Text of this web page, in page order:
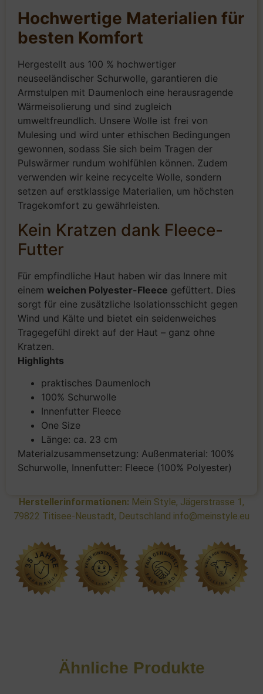
Hochwertige Materialien für
besten Komfort
Hergestellt aus 100 % hochwertiger
neuseeländischer Schurwolle, garantieren die
Armstulpen mit Daumenloch eine herausragende
Wärmeisolierung und sind zugleich
umweltfreundlich. Unsere Wolle ist frei von
Mulesing und wird unter ethischen Bedingungen
gewonnen, sodass Sie sich beim Tragen der
Pulswärmer rundum wohlfühlen können. Zudem
verwenden wir keine recycelte Wolle, sondern
setzen auf erstklassige Materialien, um höchsten
Tragekomfort zu gewährleisten.
Kein Kratzen dank Fleece-
Futter
Für empfindliche Haut haben wir das Innere mit
einem weichen Polyester-Fleece gefüttert. Dies
sorgt für eine zusätzliche Isolationsschicht gegen
Wind und Kälte und bietet ein seidenweiches
Tragegefühl direkt auf der Haut – ganz ohne
Kratzen.
Highlights
praktisches Daumenloch
100% Schurwolle
Innenfutter Fleece
One Size
Länge: ca. 23 cm
Materialzusammensetzung: Außenmaterial: 100%
Schurwolle, Innenfutter: Fleece (100% Polyester)
Herstellerinformationen: Mein Style, Jägerstrasse 1,
79822 Titisee-Neustadt, Deutschland info@meinstyle.eu
Ähnliche Produkte